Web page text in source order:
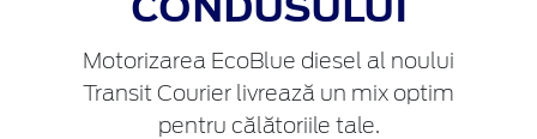
Motorizarea EcoBlue diesel al noului
Transit Courier livrează un mix optim
pentru călătoriile tale.